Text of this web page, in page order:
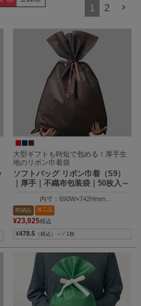
1 2
大型ギフトも時短で包める！厚手生
地のリボン巾着袋
ソフトバッグ リボン巾着（S9）
｜厚手｜不織布包装袋｜50枚入～
内寸：690W×742Hmm
外寸：690W×1000Hmm
即納品 加工品
¥23,925税込
¥478.5 （税込）～ ⁄ 1枚